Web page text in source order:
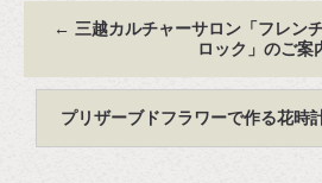
← 三越カルチャーサロン「フレン
ロック」のご案
プリザーブドフラワーで作る花時